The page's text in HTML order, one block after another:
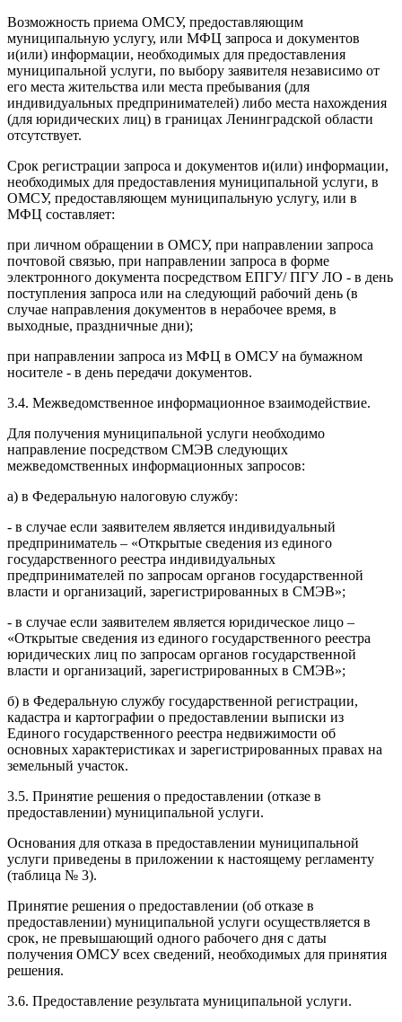
Возможность приема ОМСУ, предоставляющим
муниципальную услугу, или МФЦ запроса и документов
и(или) информации, необходимых для предоставления
муниципальной услуги, по выбору заявителя независимо от
его места жительства или места пребывания (для
индивидуальных предпринимателей) либо места нахождения
(для юридических лиц) в границах Ленинградской области
отсутствует.
Срок регистрации запроса и документов и(или) информации,
необходимых для предоставления муниципальной услуги, в
ОМСУ, предоставляющем муниципальную услугу, или в
МФЦ составляет:
при личном обращении в ОМСУ, при направлении запроса
почтовой связью, при направлении запроса в форме
электронного документа посредством ЕПГУ/ ПГУ ЛО - в день
поступления запроса или на следующий рабочий день (в
случае направления документов в нерабочее время, в
выходные, праздничные дни);
при направлении запроса из МФЦ в ОМСУ на бумажном
носителе - в день передачи документов.
3.4. Межведомственное информационное взаимодействие.
Для получения муниципальной услуги необходимо
направление посредством СМЭВ следующих
межведомственных информационных запросов:
а) в Федеральную налоговую службу:
- в случае если заявителем является индивидуальный
предприниматель – «Открытые сведения из единого
государственного реестра индивидуальных
предпринимателей по запросам органов государственной
власти и организаций, зарегистрированных в СМЭВ»;
- в случае если заявителем является юридическое лицо –
«Открытые сведения из единого государственного реестра
юридических лиц по запросам органов государственной
власти и организаций, зарегистрированных в СМЭВ»;
б) в Федеральную службу государственной регистрации,
кадастра и картографии о предоставлении выписки из
Единого государственного реестра недвижимости об
основных характеристиках и зарегистрированных правах на
земельный участок.
3.5. Принятие решения о предоставлении (отказе в
предоставлении) муниципальной услуги.
Основания для отказа в предоставлении муниципальной
услуги приведены в приложении к настоящему регламенту
(таблица № 3).
Принятие решения о предоставлении (об отказе в
предоставлении) муниципальной услуги осуществляется в
срок, не превышающий одного рабочего дня с даты
получения ОМСУ всех сведений, необходимых для принятия
решения.
3.6. Предоставление результата муниципальной услуги.